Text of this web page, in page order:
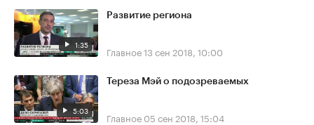
1:35
Развитие региона
Главное13 сен 2018, 10:00
5:03
Тереза Мэй о подозреваемых
Главное 05 сен 2018, 15:04